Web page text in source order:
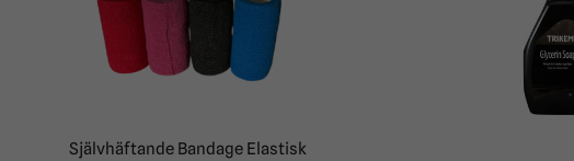
Självhäftande Bandage Elastisk